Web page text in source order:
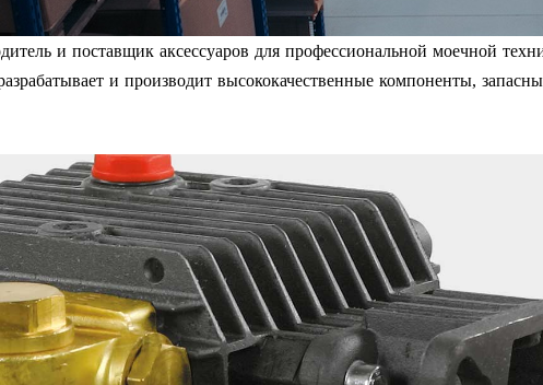
и поставщик аксессуаров для профессиональной моечной
и производит высококачественные компоненты,